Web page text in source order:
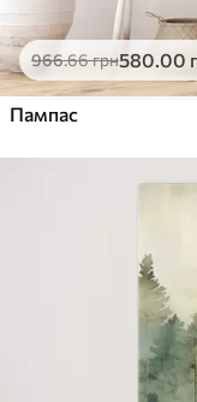
966.66грн580.00
Пампас